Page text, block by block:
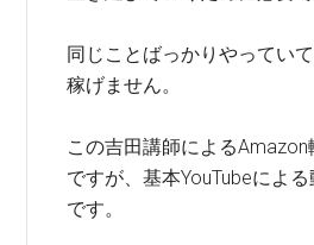
同じことばっかりやってい
稼げません。
この吉田講師による
ですが、基本YouTubeによ
です。